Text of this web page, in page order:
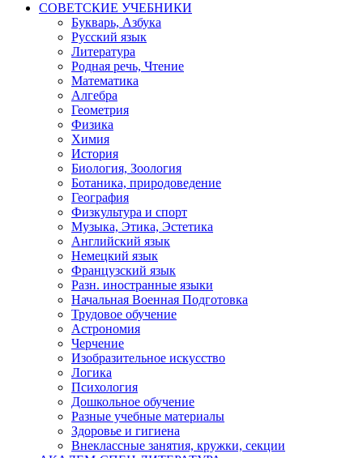
СОВЕТСКИЕ УЧЕБНИКИ
Букварь, Азбука
Русский язык
Литература
Родная речь, Чтение
Математика
Алгебра
Геометрия
Физика
Химия
История
Биология, Зоология
Ботаника, природоведение
География
Физкультура и спорт
Музыка, Этика, Эстетика
Английский язык
Немецкий язык
Французский язык
Разн. иностранные языки
Начальная Военная Подготовка
Трудовое обучение
Астрономия
Черчение
Изобразительное искусство
Логика
Психология
Дошкольное обучение
Разные учебные материалы
Здоровье и гигиена
Внеклассные занятия, кружки, секции